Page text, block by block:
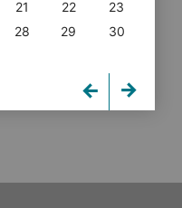
21 22
23
28 29
30